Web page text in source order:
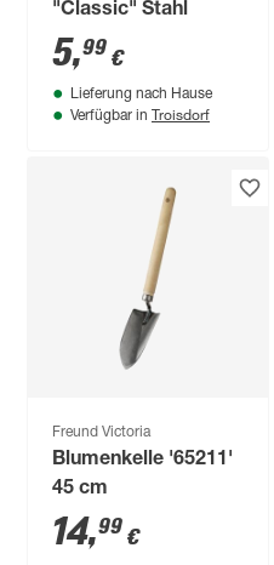
"Classic" Stahl
5,99 €
Lieferung nach Hause
Verfügbar in Troisdorf
Freund Victoria
Blumenkelle '65211'
45 cm
14,99 €